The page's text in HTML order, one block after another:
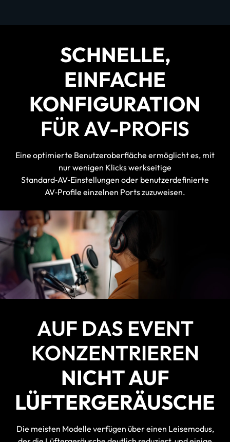
SCHNELLE,
EINFACHE
KONFIGURATION
FÜR AV-PROFIS
Eine optimierte Benutzeroberfläche ermöglicht es, mit
nur wenigen Klicks werkseitige
Standard‑AV‑Einstellungen oder benutzerdefinierte
AV‑Profile einzelnen Ports zuzuweisen.
AUF DAS EVENT
KONZENTRIEREN
NICHT AUF
LÜFTERGERÄUSCHE
Die meisten Modelle verfügen über einen Leisemodus,